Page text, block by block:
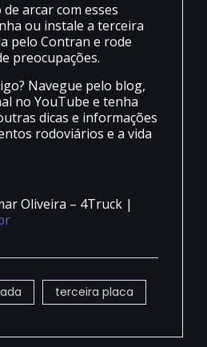
arcar com esses
ou instale a terceira
pelo Contran e rode
preocupações.
Navegue pelo blog,
no YouTube e tenha
dicas e informações
rodoviários e a vida
Oliveira – 4Truck |
terceira placa